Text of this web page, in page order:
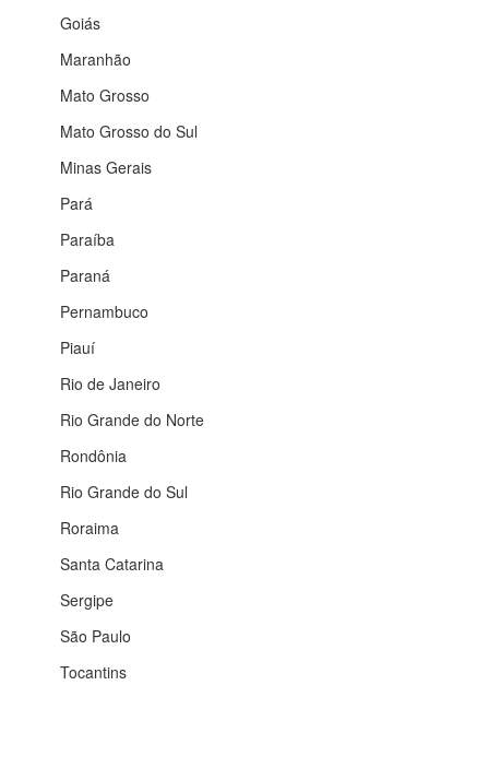
Goiás
Maranhão
Mato Grosso
Mato Grosso do Sul
Minas Gerais
Pará
Paraíba
Paraná
Pernambuco
Piauí
Rio de Janeiro
Rio Grande do Norte
Rondônia
Rio Grande do Sul
Roraima
Santa Catarina
Sergipe
São Paulo
Tocantins